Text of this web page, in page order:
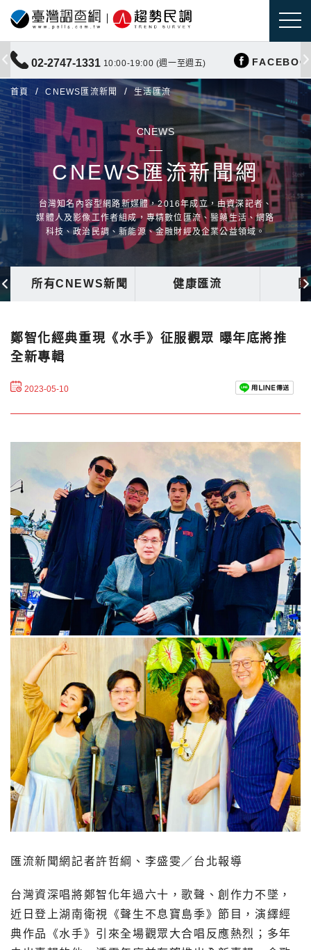
02-2747-1331 10:00-19:00 (週一至週五)
首頁 CNEWS匯流新聞 生活匯流
CNEWS
CNEWS匯流新聞網
台灣知名內容型網路新媒體，2016年成立，由資深記者、
媒體人及影像工作者組成，專精數位匯流、醫藥生活、網路
科技、政治民調、新能源、金融財經及企業公益領域。
所有CNEWS新聞 健康匯流
鄭智化經典重現《水手》征服觀眾 曝年底將推
全新專輯
2023-05-10
匯流新聞網記者許哲綱、李盛雯／台北報導
台灣資深唱將鄭智化年過六十，歌聲、創作力不墜，
近日登上湖南衛視《聲生不息寶島季》節目，演繹經
典作品《水手》引來全場觀眾大合唱反應熱烈；多年